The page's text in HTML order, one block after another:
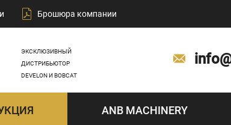
Брошюра компании
ЭКСКЛЮЗИВНЫЙ
ДИСТРИБЬЮТОР
DEVELON И BOBCAT
ANB MACHINERY